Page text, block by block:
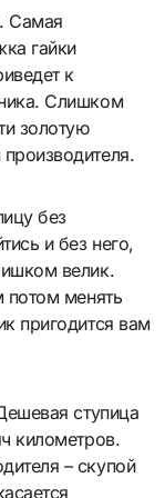
Самая
гайки
к
Слишком
золотую
без
и без него,
велик.
потом менять
пригодится вам
ступица
километров.
– скупой